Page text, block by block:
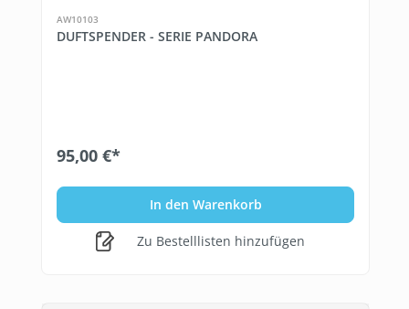
AW10103
DUFTSPENDER - SERIE PANDORA
95,00 €*
In den Warenkorb
Zu Bestelllisten hinzufügen